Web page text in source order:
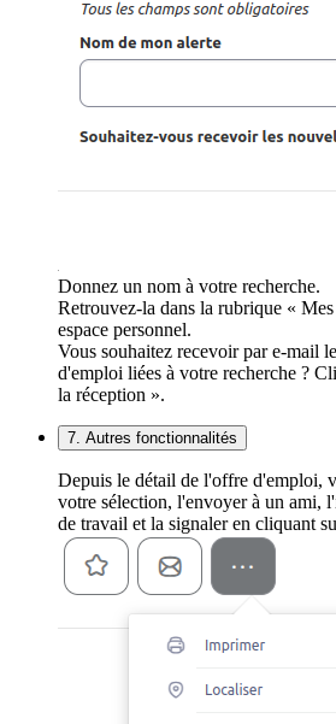
Donnez un nom à votre recherche.
Retrouvez-la dans la rubrique «
espace personnel.
Vous souhaitez recevoir par e-mail
d'emploi liées à votre recherche ?
la réception ».
7. Autres fonctionnalités
Depuis le détail de l'offre d'emploi,
votre sélection, l'envoyer à un ami,
de travail et la signaler en cliquant